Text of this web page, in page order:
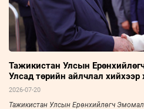
Тажикистан Улсын
Улсад төрийн айлчлал хийхээр
2026-07-20
Тажикистан Улсын Ерөнхийлөгч